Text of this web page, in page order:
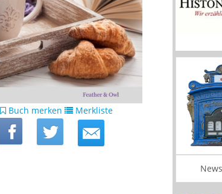
Buch merken Merkliste